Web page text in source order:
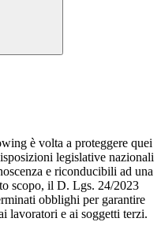
è volta a proteggere quei
legislative nazionali
e riconducibili ad una
scopo, il D. Lgs. 24/2023
obblighi per garantire
lavoratori e ai soggetti terzi.